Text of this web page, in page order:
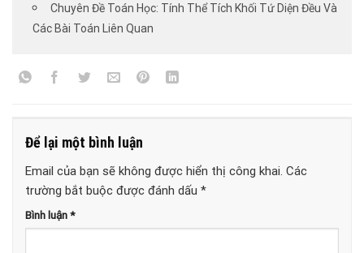
Chuyên Đề Toán Học: Tính Thể Tích Khối Tứ Diện Đều Và
Các Bài Toán Liên Quan
Để lại một bình luận
Email của bạn sẽ không được hiển thị công khai. Các
trường bắt buộc được đánh dấu *
Bình luận*